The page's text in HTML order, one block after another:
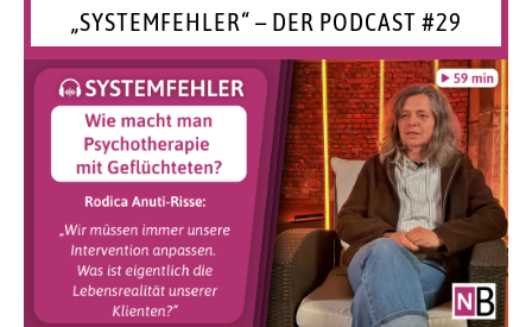
„SYSTEMFEHLER“ – DER PODCAST #29